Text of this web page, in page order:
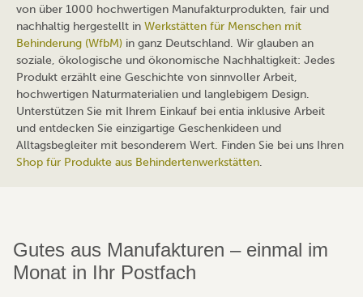
von über 1000 hochwertigen Manufakturprodukten, fair und
nachhaltig hergestellt in Werkstätten für Menschen mit
Behinderung (WfbM) in ganz Deutschland. Wir glauben an
soziale, ökologische und ökonomische Nachhaltigkeit: Jedes
Produkt erzählt eine Geschichte von sinnvoller Arbeit,
hochwertigen Naturmaterialien und langlebigem Design.
Unterstützen Sie mit Ihrem Einkauf bei entia inklusive Arbeit
und entdecken Sie einzigartige Geschenkideen und
Alltagsbegleiter mit besonderem Wert. Finden Sie bei uns Ihren
Shop für Produkte aus Behindertenwerkstätten.
Gutes aus Manufakturen – einmal im
Monat in Ihr Postfach